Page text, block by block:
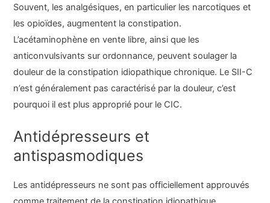
Souvent, les analgésiques, en particulier les narcotiques et
les opioïdes, augmentent la constipation.
L’acétaminophène en vente libre, ainsi que les
anticonvulsivants sur ordonnance, peuvent soulager la
douleur de la constipation idiopathique chronique. Le SII-C
n’est généralement pas caractérisé par la douleur, c’est
pourquoi il est plus approprié pour le CIC.
Antidépresseurs et
antispasmodiques
Les antidépresseurs ne sont pas officiellement approuvés